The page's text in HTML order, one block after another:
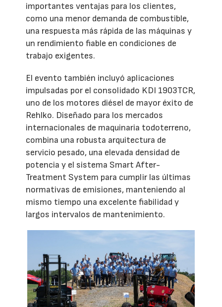
importantes ventajas para los clientes,
como una menor demanda de combustible,
una respuesta más rápida de las máquinas y
un rendimiento fiable en condiciones de
trabajo exigentes.
El evento también incluyó aplicaciones
impulsadas por el consolidado KDI 1903TCR,
uno de los motores diésel de mayor éxito de
Rehlko. Diseñado para los mercados
internacionales de maquinaria todoterreno,
combina una robusta arquitectura de
servicio pesado, una elevada densidad de
potencia y el sistema Smart After-
Treatment System para cumplir las últimas
normativas de emisiones, manteniendo al
mismo tiempo una excelente fiabilidad y
largos intervalos de mantenimiento.